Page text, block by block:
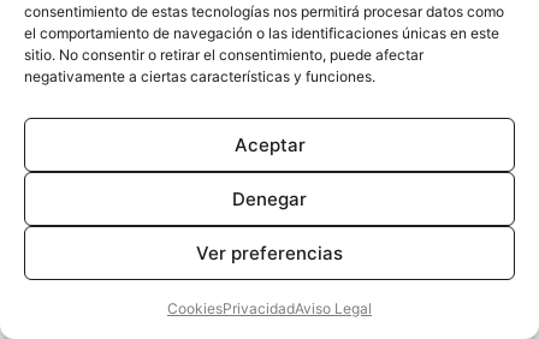
consentimiento de estas tecnologías nos permitirá procesar datos como
el comportamiento de navegación o las identificaciones únicas en este
sitio. No consentir o retirar el consentimiento, puede afectar
negativamente a ciertas características y funciones.
Aceptar
Denegar
Ver preferencias
CookiesPrivacidadAviso Legal